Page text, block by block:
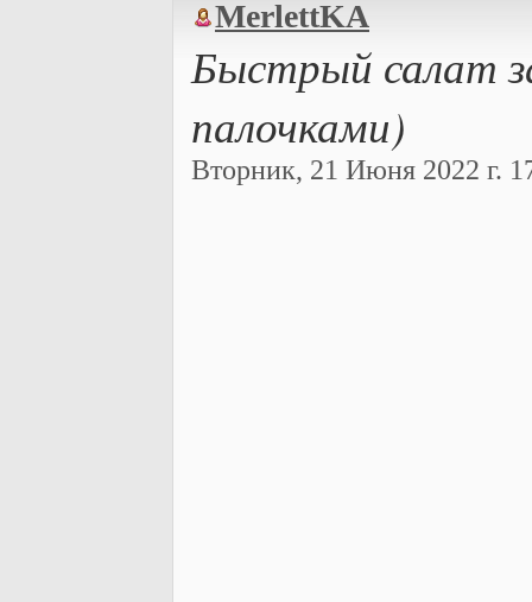
MerlettKA
Быстрый салат
палочками)
Вторник, 21 Июня 2022 г.